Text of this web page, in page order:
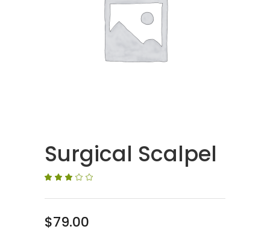
Surgical Scalpel
5
puntuació
de
$79.00